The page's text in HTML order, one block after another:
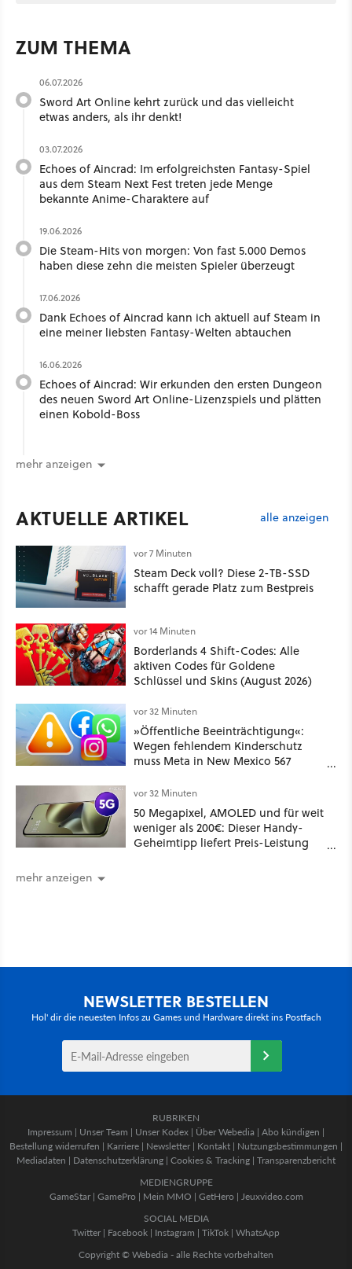
ZUM THEMA
06.07.2026
Sword Art Online kehrt zurück und das vielleicht
etwas anders, als ihr denkt!
03.07.2026
Echoes of Aincrad: Im erfolgreichsten Fantasy-Spiel
aus dem Steam Next Fest treten jede Menge
bekannte Anime-Charaktere auf
19.06.2026
Die Steam-Hits von morgen: Von fast 5.000 Demos
haben diese zehn die meisten Spieler überzeugt
17.06.2026
Dank Echoes of Aincrad kann ich aktuell auf Steam in
eine meiner liebsten Fantasy-Welten abtauchen
16.06.2026
Echoes of Aincrad: Wir erkunden den ersten Dungeon
des neuen Sword Art Online-Lizenzspiels und plätten
einen Kobold-Boss
mehr anzeigen
AKTUELLE ARTIKEL alle anzeigen
vor 7 Minuten
Steam Deck voll? Diese 2-TB-SSD
schafft gerade Platz zum Bestpreis
vor 14 Minuten
Borderlands 4 Shift-Codes: Alle
aktiven Codes für Goldene
Schlüssel und Skins (August 2026)
vor 32 Minuten
»Öffentliche Beeinträchtigung«:
Wegen fehlendem Kinderschutz
muss Meta in New Mexico 567
vor 32 Minuten
50 Megapixel, AMOLED und für weit
weniger als 200€: Dieser Handy-
Geheimtipp liefert Preis-Leistung
mehr anzeigen
NEWSLETTER BESTELLEN
Hol' dir die neuesten Infos zu Games und Hardware direkt ins Postfach
RUBRIKEN
Impressum | Unser Team | Unser Kodex | Über Webedia | Abo kündigen |
Bestellung widerrufen | Karriere | Newsletter | Kontakt | Nutzungsbestimmungen |
Mediadaten | Datenschutzerklärung | Cookies & Tracking | Transparenzbericht
MEDIENGRUPPE
GameStar| GamePro | Mein MMO | GetHero | Jeuxvideo.com
SOCIAL MEDIA
Twitter | Facebook | Instagram | TikTok | WhatsApp
Copyright © Webedia - alle Rechte vorbehalten